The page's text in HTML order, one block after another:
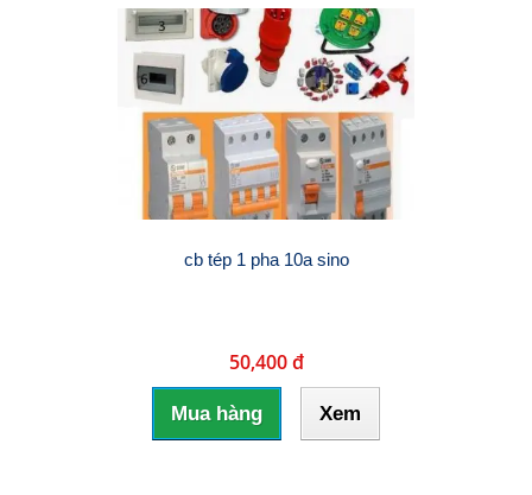
cb tép 1 pha 10a sino
50,400 đ
Mua hàng Xem